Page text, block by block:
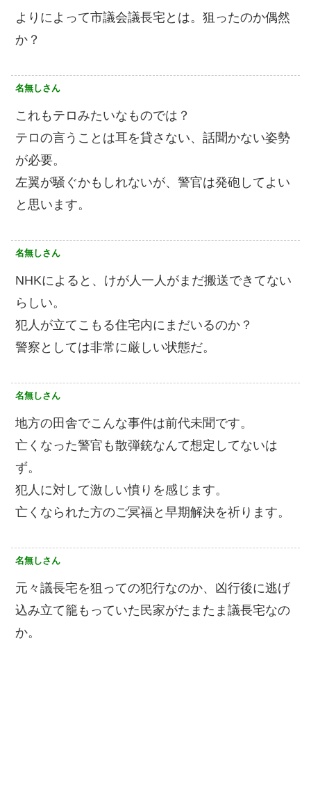
よりによって市議会議長宅とは。狙ったのか偶然
か？
名無しさん
これもテロみたいなものでは？
テロの言うことは耳を貸さない、話聞かない姿勢
が必要。
左翼が騒ぐかもしれないが、警官は発砲してよい
と思います。
名無しさん
NHKによると、けが人一人がまだ搬送できてない
らしい。
犯人が立てこもる住宅内にまだいるのか？
警察としては非常に厳しい状態だ。
名無しさん
地方の田舎でこんな事件は前代未聞です。
亡くなった警官も散弾銃なんて想定してないは
ず。
犯人に対して激しい憤りを感じます。
亡くなられた方のご冥福と早期解決を祈ります。
名無しさん
元々議長宅を狙っての犯行なのか、凶行後に逃げ
込み立て籠もっていた民家がたまたま議長宅なの
か。